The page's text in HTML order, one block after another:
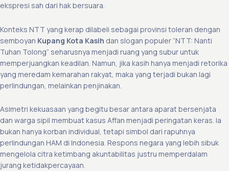
ekspresi sah dari hak bersuara.
Konteks NTT yang kerap dilabeli sebagai provinsi toleran dengan
semboyan Kupang Kota Kasih dan slogan populer “NTT: Nanti
Tuhan Tolong” seharusnya menjadi ruang yang subur untuk
memperjuangkan keadilan. Namun, jika kasih hanya menjadi retorika
yang meredam kemarahan rakyat, maka yang terjadi bukan lagi
perlindungan, melainkan penjinakan.
Asimetri kekuasaan yang begitu besar antara aparat bersenjata
dan warga sipil membuat kasus Affan menjadi peringatan keras. Ia
bukan hanya korban individual, tetapi simbol dari rapuhnya
perlindungan HAM di Indonesia. Respons negara yang lebih sibuk
mengelola citra ketimbang akuntabilitas justru memperdalam
jurang ketidakpercayaan.